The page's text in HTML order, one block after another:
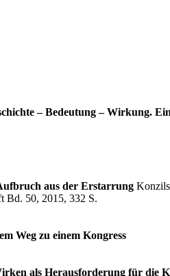
– Bedeutung – Wirkung.
aus der Erstarrung
Bd. 50, 2015, 332 S.
Weg zu einem Kongress
als Herausforderung für die